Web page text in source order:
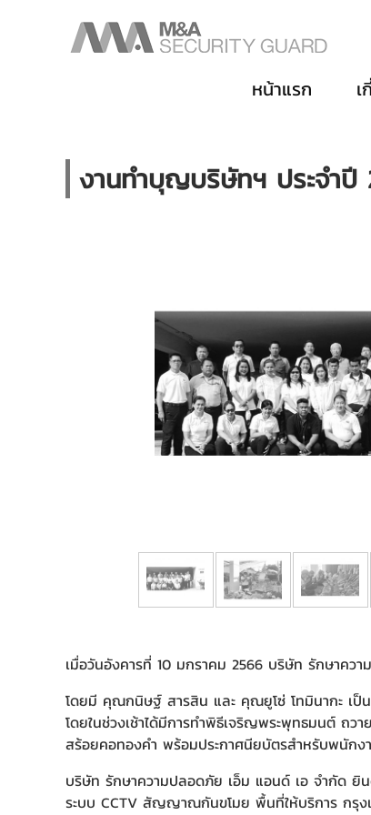
หน้าแรก เ
งานทำบุญบริษัทฯ ประจำ
เมื่อวันอังคารที่ 10 มกราคม 2566 บริษัท รักษาค
โดยมี คุณกนิษฐ์ สารสิน และ คุณยูโซ่ โทมินากะ เป็
โดยในช่วงเช้าได้มีการทำพิธีเจริญพระพุทธมนต์ ถ
สร้อยคอทองคำ พร้อมประกาศนียบัตรสำหรับพนักง
บริษัท รักษาความปลอดภัย เอ็ม แอนด์ เอ จำกัด ยิ
ระบบ CCTV สัญญาณกันขโมย พื้นที่ให้บริการ กรุง